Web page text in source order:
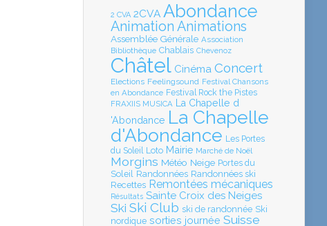
2 CVA 2CVA Abondance
Animation Animations
Assemblée Générale Association
Bibliothèque Chablais Chevenoz
Châtel Cinéma Concert
Elections Feelingsound Festival Chansons
en Abondance Festival Rock the Pistes
FRAXIIS MUSICA
La Chapelle d
'Abondance La Chapelle
d'Abondance Les Portes
du Soleil Loto Mairie Marché de Noël
Morgins Météo Neige Portes du
Soleil Randonnées Randonnées ski
Recettes Remontées mécaniques
Résultats Sainte Croix des Neiges
Ski Ski Club ski de randonnée Ski
nordique sorties journée Suisse